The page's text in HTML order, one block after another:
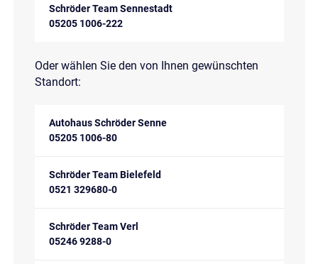
Schröder Team Sennestadt
05205 1006-222
Oder wählen Sie den von Ihnen gewünschten
Standort:
Autohaus Schröder Senne
05205 1006-80
Schröder Team Bielefeld
0521 329680-0
Schröder Team Verl
05246 9288-0